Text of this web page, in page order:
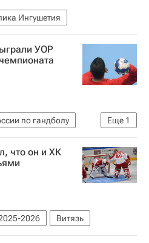
Ингушетия
УОР
Еще 1
по гандболу
что он и ХК
2026 Витязь